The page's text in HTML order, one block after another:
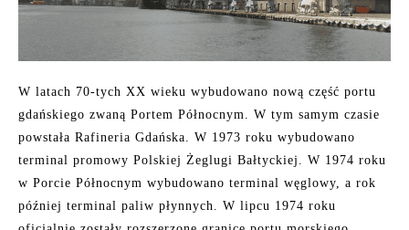
W latach 70-tych XX wieku wybudowano nową część portu
gdańskiego zwaną Portem Północnym. W tym samym czasie
powstała Rafineria Gdańska. W 1973 roku wybudowano
terminal promowy Polskiej Żeglugi Bałtyckiej. W 1974 roku
w Porcie Północnym wybudowano terminal węglowy, a rok
później terminal paliw płynnych. W lipcu 1974 roku